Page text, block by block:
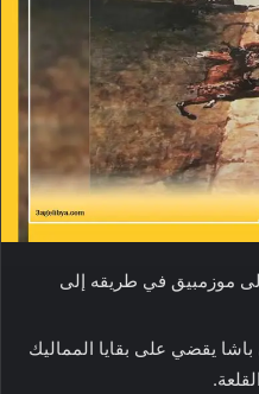
إلى موزمبيق في طريقه إلى
باشا يقضي على بقايا المماليك